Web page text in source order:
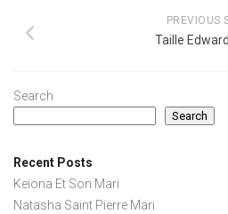
PREVIOUS
Taille
Search
Search
Recent Posts
Keiona Et Son Mari
Natasha Saint Pierre Mari